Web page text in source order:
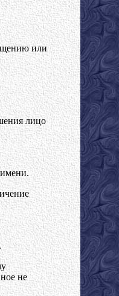
или
лицо
не